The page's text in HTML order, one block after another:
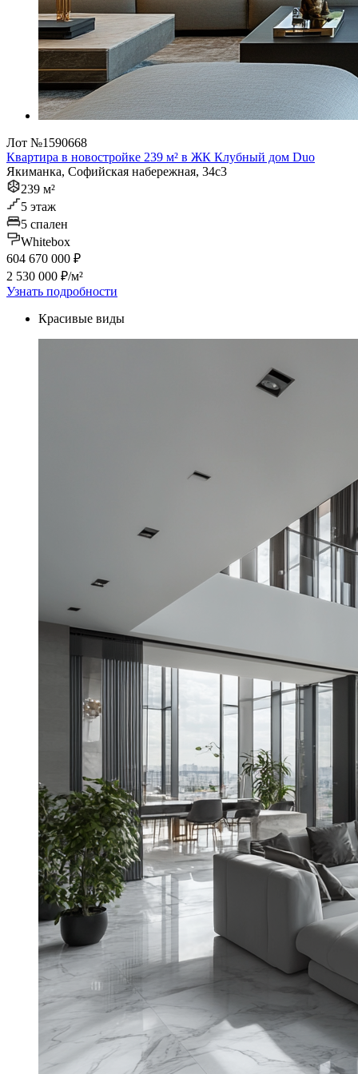
Лот №1590668
Квартира в новостройке 239 м² в ЖК Клубный дом Duo
Якиманка, Софийская набережная, 34с3
239 м²
5 этаж
5 спален
Whitebox
604 670 000 ₽
2 530 000 ₽/м²
Узнать подробности
Красивые виды